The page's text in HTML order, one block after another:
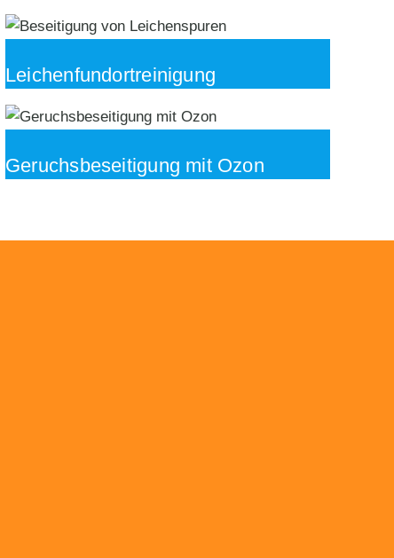
Leichenfundortreinigung
Geruchsbeseitigung mit Ozon